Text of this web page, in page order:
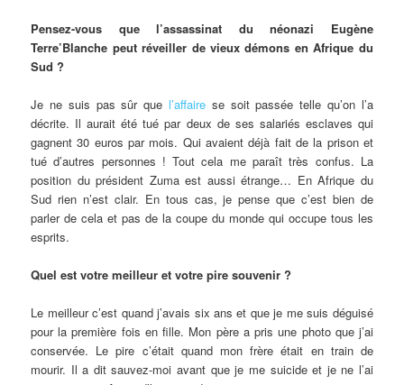
Pensez-vous que l’assassinat du néonazi Eugène
Terre’Blanche peut réveiller de vieux démons en Afrique du
Sud ?
Je ne suis pas sûr que l’affaire se soit passée telle qu’on l’a
décrite. Il aurait été tué par deux de ses salariés esclaves qui
gagnent 30 euros par mois. Qui avaient déjà fait de la prison et
tué d’autres personnes ! Tout cela me paraît très confus. La
position du président Zuma est aussi étrange… En Afrique du
Sud rien n’est clair. En tous cas, je pense que c’est bien de
parler de cela et pas de la coupe du monde qui occupe tous les
esprits.
Quel est votre meilleur et votre pire souvenir ?
Le meilleur c’est quand j’avais six ans et que je me suis déguisé
pour la première fois en fille. Mon père a pris une photo que j’ai
conservée. Le pire c’était quand mon frère était en train de
mourir. Il a dit sauvez-moi avant que je me suicide et je ne l’ai